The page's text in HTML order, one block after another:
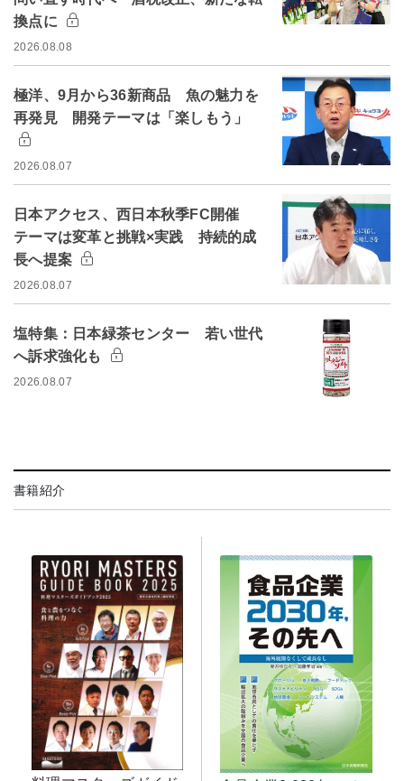
換点に
2026.08.08
極洋、9月から36新商品 魚の魅力を
再発見 開発テーマは「楽しもう」
2026.08.07
日本アクセス、西日本秋季FC開催
テーマは変革と挑戦×実践 持続的成
長へ提案
2026.08.07
塩特集：日本緑茶センター 若い世代
へ訴求強化も
2026.08.07
書籍紹介